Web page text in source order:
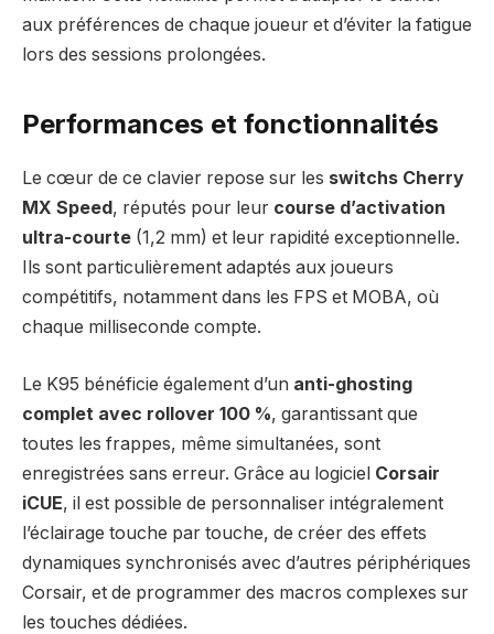
aux préférences de chaque joueur et d’éviter la fatigue
lors des sessions prolongées.
Performances et fonctionnalités
Le cœur de ce clavier repose sur les switchs Cherry
MX Speed , réputés pour leur course d’activation
ultra-courte (1,2 mm) et leur rapidité exceptionnelle.
Ils sont particulièrement adaptés aux joueurs
compétitifs, notamment dans les FPS et MOBA, où
chaque milliseconde compte.
Le K95 bénéficie également d’un anti-ghosting
complet avec rollover 100 %, garantissant que
toutes les frappes, même simultanées, sont
enregistrées sans erreur. Grâce au logiciel Corsair
iCUE, il est possible de personnaliser intégralement
l’éclairage touche par touche, de créer des effets
dynamiques synchronisés avec d’autres périphériques
Corsair, et de programmer des macros complexes sur
les touches dédiées.